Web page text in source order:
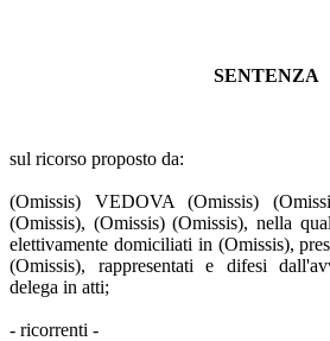
SENTENZA
sul ricorso proposto da:
(Omissis) VEDOVA (Omissis)
(Omissis), (Omissis) (Omissis), nella
elettivamente domiciliati in (Omissis),
(Omissis), rappresentati e difesi
delega in atti;
- ricorrenti -